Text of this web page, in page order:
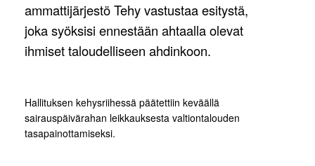
ammattijärjestö Tehy vastustaa esitystä,
joka syöksisi ennestään ahtaalla olevat
ihmiset taloudelliseen ahdinkoon.
Hallituksen kehysriihessä päätettiin keväällä
sairauspäivärahan leikkauksesta valtiontalouden
tasapainottamiseksi.